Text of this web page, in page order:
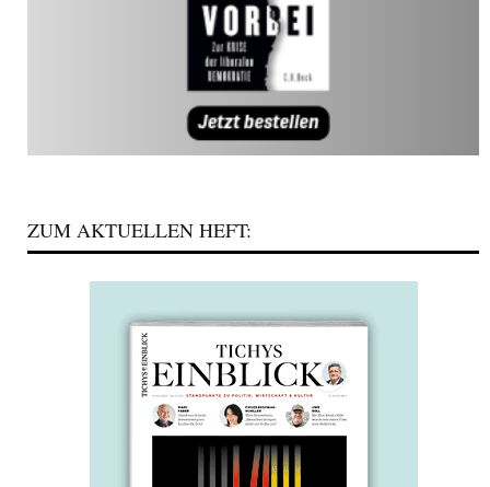
ZUM AKTUELLEN HEFT: